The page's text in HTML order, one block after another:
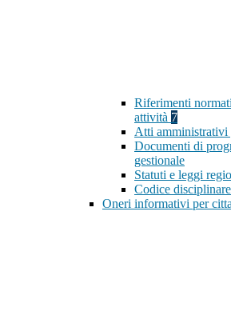
Riferimenti
attività 7
Atti amministrativi
Documenti di
gestionale
Statuti e leggi
Codice
Oneri informativi per